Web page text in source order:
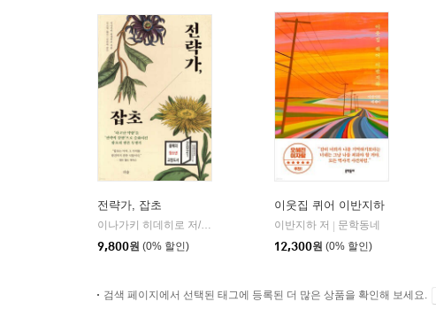
전략가, 잡초
| 더숲
9,800원 (0% 할인)
이웃집 퀴어 이반지하
이반지하 저 | 문학동네
12,300원 (0% 할인)
검색 페이지에서 선택된 태그에 등록된 더 많은 상품을 확인해 보세요.